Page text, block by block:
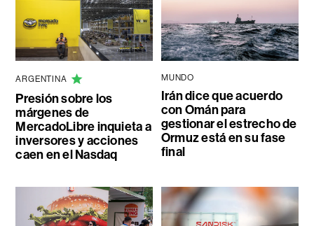
ARGENTINA
Presión sobre los
márgenes de
MercadoLibre inquieta a
inversores y acciones
caen en el Nasdaq
MUNDO
Irán dice que acuerdo
con Omán para
gestionar el estrecho de
Ormuz está en su fase
final